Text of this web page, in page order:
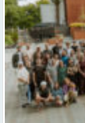
Valmieras teātris